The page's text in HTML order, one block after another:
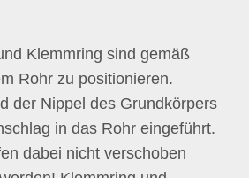
Klemmring sind gemäß
Rohr zu positionieren.
der Nippel des Grundkörpers
in das Rohr eingeführt.
dabei nicht verschoben